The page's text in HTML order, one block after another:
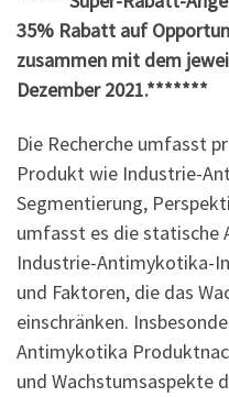
35% Rabatt auf
zusammen mit dem
Dezember 2021.*******
Die Recherche umfasst
Produkt wie Industrie-
Segmentierung,
umfasst es die statische
Industrie-Antimykotika-
und Faktoren, die das
einschränken.
Antimykotika
und Wachstumsaspekte